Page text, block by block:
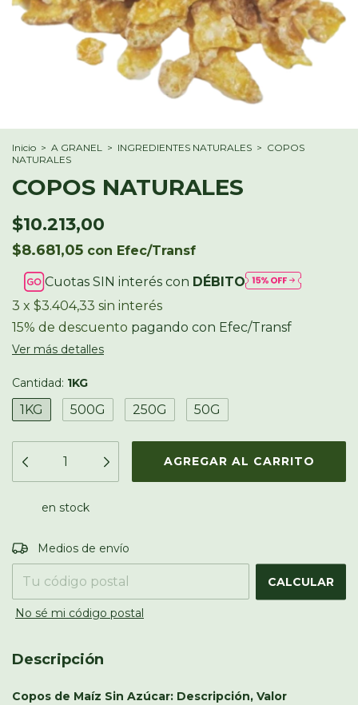
Inicio > A GRANEL > INGREDIENTES NATURALES > COPOS
NATURALES
COPOS NATURALES
$10.213,00
$8.681,05 con Efec/Transf
Cuotas SIN interés con DÉBITO
3 x $3.404,33 sin interés
15% de descuento pagando con Efec/Transf
Ver más detalles
Cantidad: 1KG
1KG 500G 250G 50G
en stock
Entregas para el CP:
Medios de envío
CALCULAR
No sé mi código postal
Descripción
Copos de Maíz Sin Azúcar: Descripción, Valor